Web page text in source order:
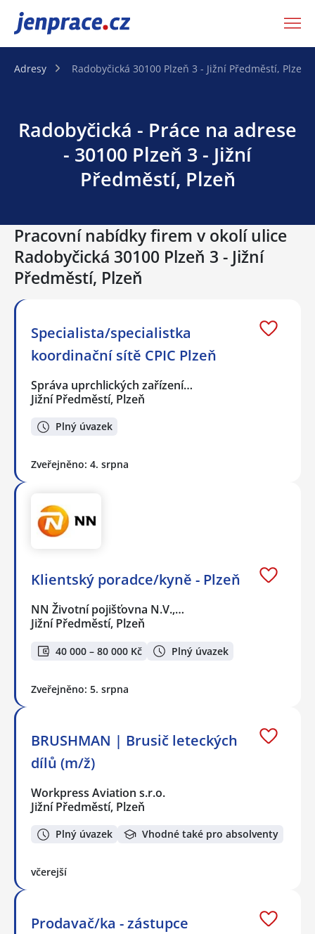
JenPráce.cz
Adresy Radobyčická 30100 Plzeň 3 - Jižní Předměstí, Plzeň
Radobyčická - Práce na adrese
- 30100 Plzeň 3 - Jižní
Předměstí, Plzeň
Pracovní nabídky firem v okolí ulice
Radobyčická 30100 Plzeň 3 - Jižní
Předměstí, Plzeň
Specialista/specialistka
koordinační sítě CPIC Plzeň
Správa uprchlických zařízení…
Jižní Předměstí, Plzeň
Plný úvazek
Zveřejněno: 4. srpna
Klientský poradce/kyně - Plzeň
NN Životní pojišťovna N.V.,…
Jižní Předměstí, Plzeň
40 000 – 80 000 Kč Plný úvazek
Zveřejněno: 5. srpna
BRUSHMAN | Brusič leteckých
dílů (m/ž)
Workpress Aviation s.r.o.
Jižní Předměstí, Plzeň
Plný úvazek Vhodné také pro absolventy
včerejší
Prodavač/ka - zástupce